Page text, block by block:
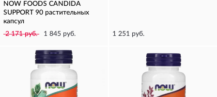
NOW FOODS CANDIDA
SUPPORT 90 растительных
капсул
2 171 руб.
1 845 руб. 1 251 руб.